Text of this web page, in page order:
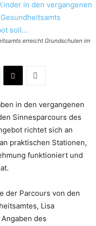
erreicht Grundschulen im
in den vergangenen
Sinnesparcours des
richtet sich an
praktischen Stationen,
funktioniert und
der Parcours von den
Lisa
des